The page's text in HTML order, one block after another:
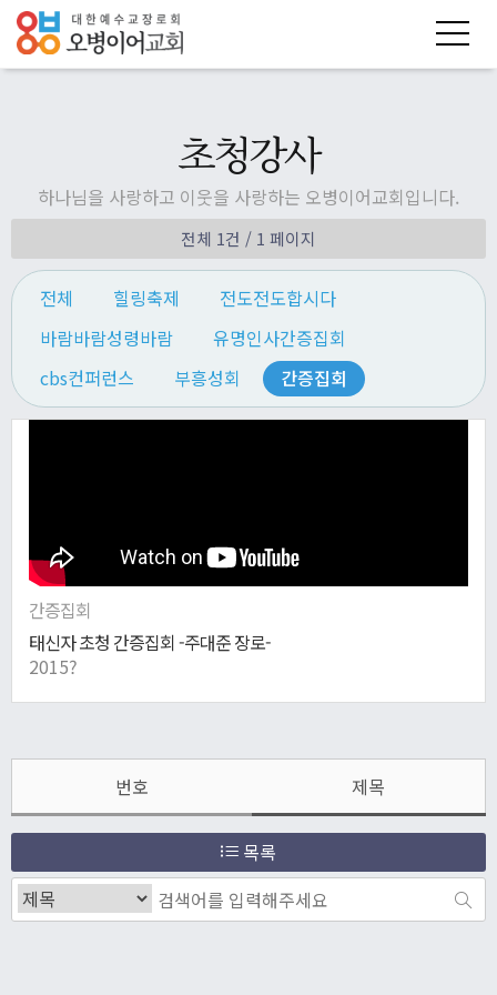
초청강사
하나님을 사랑하고 이웃을 사랑하는 오병이어교회입니다.
전체 1건 / 1 페이지
전체 힐링축제
전도전도합시다
바람바람성령바람
유명인사간증집회
cbs컨퍼런스
부흥성회 간증집회
간증집회
태신자 초청 간증집회 -주대준 장로-
2015?
번호 제목
목록